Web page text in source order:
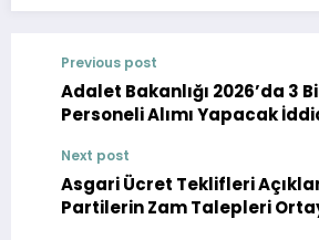
Previous post
Adalet Bakanlığı 2026’da 3
Personeli Alımı Yapacak
Gündemde 🚨
Next post
Asgari Ücret Teklifleri
Partilerin Zam Talepleri